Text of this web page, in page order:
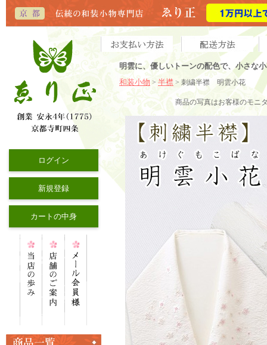
ログイン
新規登録
カートの中身
明雲に、優しいトーンの配色で、小さな
和装小物 > 半襟 > 刺繍半襟 明雲小花
商品の写真はお客様のモニ